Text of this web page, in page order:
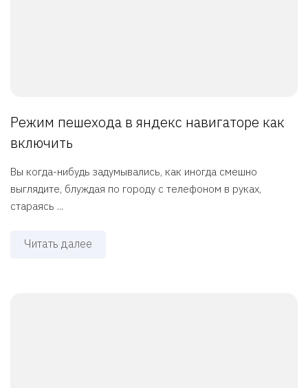
Режим пешехода в яндекс навигаторе как
включить
Вы когда-нибудь задумывались, как иногда смешно
выглядите, блуждая по городу с телефоном в руках,
стараясь ...
Читать далее